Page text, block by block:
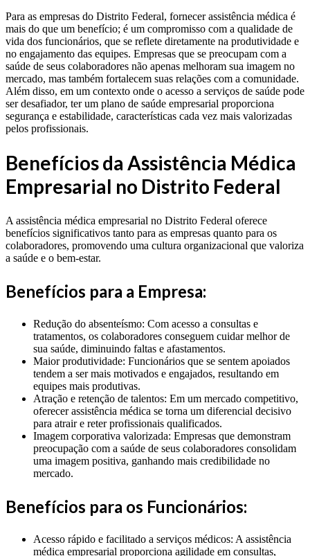
Para as empresas do Distrito Federal, fornecer assistência médica é
mais do que um benefício; é um compromisso com a qualidade de
vida dos funcionários, que se reflete diretamente na produtividade e
no engajamento das equipes. Empresas que se preocupam com a
saúde de seus colaboradores não apenas melhoram sua imagem no
mercado, mas também fortalecem suas relações com a comunidade.
Além disso, em um contexto onde o acesso a serviços de saúde pode
ser desafiador, ter um plano de saúde empresarial proporciona
segurança e estabilidade, características cada vez mais valorizadas
pelos profissionais.
Benefícios da Assistência Médica
Empresarial no Distrito Federal
A assistência médica empresarial no Distrito Federal oferece
benefícios significativos tanto para as empresas quanto para os
colaboradores, promovendo uma cultura organizacional que valoriza
a saúde e o bem-estar.
Benefícios para a Empresa:
Redução do absenteísmo: Com acesso a consultas e
tratamentos, os colaboradores conseguem cuidar melhor de
sua saúde, diminuindo faltas e afastamentos.
Maior produtividade: Funcionários que se sentem apoiados
tendem a ser mais motivados e engajados, resultando em
equipes mais produtivas.
Atração e retenção de talentos: Em um mercado competitivo,
oferecer assistência médica se torna um diferencial decisivo
para atrair e reter profissionais qualificados.
Imagem corporativa valorizada: Empresas que demonstram
preocupação com a saúde de seus colaboradores consolidam
uma imagem positiva, ganhando mais credibilidade no
mercado.
Benefícios para os Funcionários:
Acesso rápido e facilitado a serviços médicos: A assistência
médica empresarial proporciona agilidade em consultas,